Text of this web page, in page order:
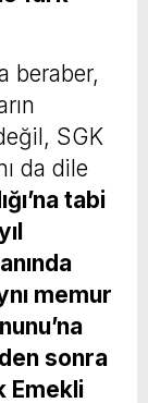
beraber,
SGK
da dile
tabi
memur
sonra
Emekli